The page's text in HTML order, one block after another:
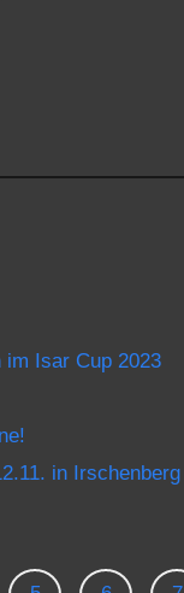
im Isar Cup 2023
in Irschenberg